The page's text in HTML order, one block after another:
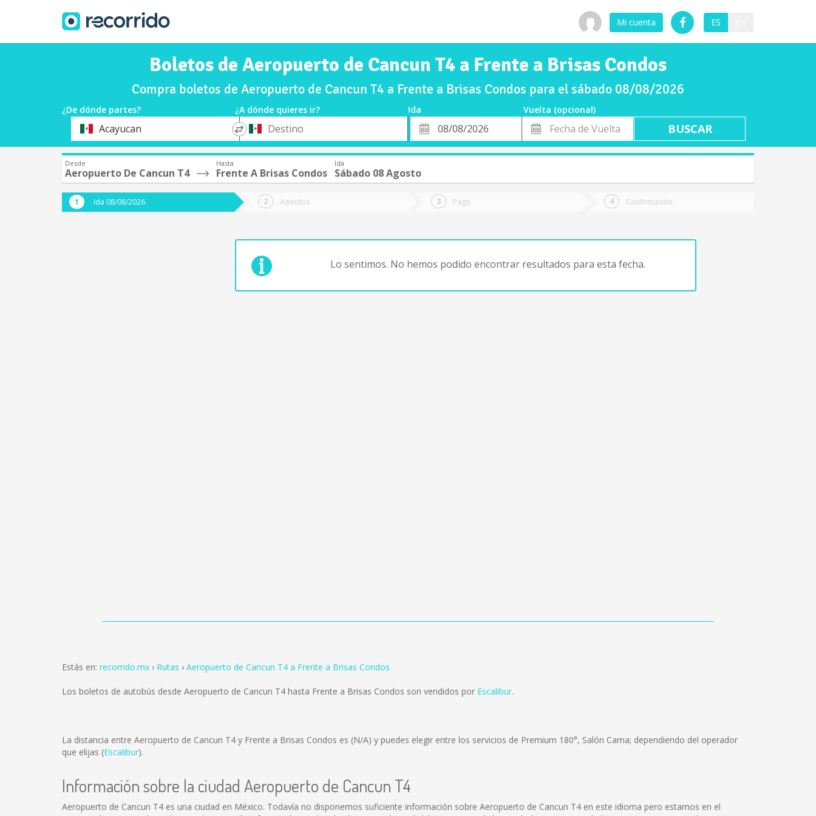
Mi cuenta ES
Boletos de Aeropuerto de Cancun T4 a Frente a Brisas Condos
Compra boletos de Aeropuerto de Cancun T4 a Frente a Brisas Condos para el sábado 08/08/2026
¿De dónde partes? ¿A dónde quieres ir? Ida
Vuelta (opcional)
OrigenAcayucan
*
Destino
Fecha
de
Fecha
de
Vuelta
Desde
Aeropuerto De Cancun T4
Hasta
Frente A Brisas Condos
Ida
Sábado 08 Agosto
Ida 08/08/2026 Asientos Pago Confirmación
Lo sentimos. No hemos podido encontrar resultados para esta fecha.
Estás en: recorrido.mx Rutas Aeropuerto de Cancun T4 a Frente a Brisas Condos
Los boletos de autobús desde Aeropuerto de Cancun T4 hasta Frente a Brisas Condos son vendidos por Escalibur.
La distancia entre Aeropuerto de Cancun T4 y Frente a Brisas Condos es (N/A) y puedes elegir entre los servicios de Premium 180°, Salón Cama; dependiendo del operador
que elijas (Escalibur).
Información sobre la ciudad Aeropuerto de Cancun T4
Aeropuerto de Cancun T4 es una ciudad en México. Todavía no disponemos suficiente información sobre Aeropuerto de Cancun T4 en este idioma pero estamos en el